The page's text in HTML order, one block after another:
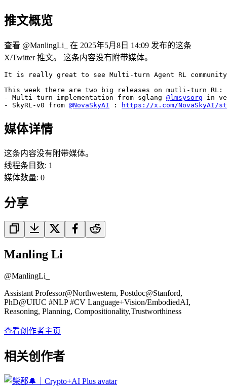
推文概览
查看 @ManlingLi_ 在 2025年5月8日 14:09 发布的这条
X/Twitter 推文。 这条内容没有附带媒体。
It is really great to see Multi-turn Agent RL
This week there are two big releases on mutli-turn RL:
- Multi-turn implementation from sglang @lmsysorg in
- SkyRL-v0 from @NovaSkyAI : https://x.com/NovaSkyAI/
媒体详情
这条内容没有附带媒体。
线程条目数: 1
媒体数量: 0
分享
Manling Li
@ManlingLi_
Assistant Professor@Northwestern, Postdoc@Stanford,
PhD@UIUC #NLP #CV Language+Vision/EmbodiedAI,
Reasoning, Planning, Compositionality,Trustworthiness
查看创作者主页
相关创作者